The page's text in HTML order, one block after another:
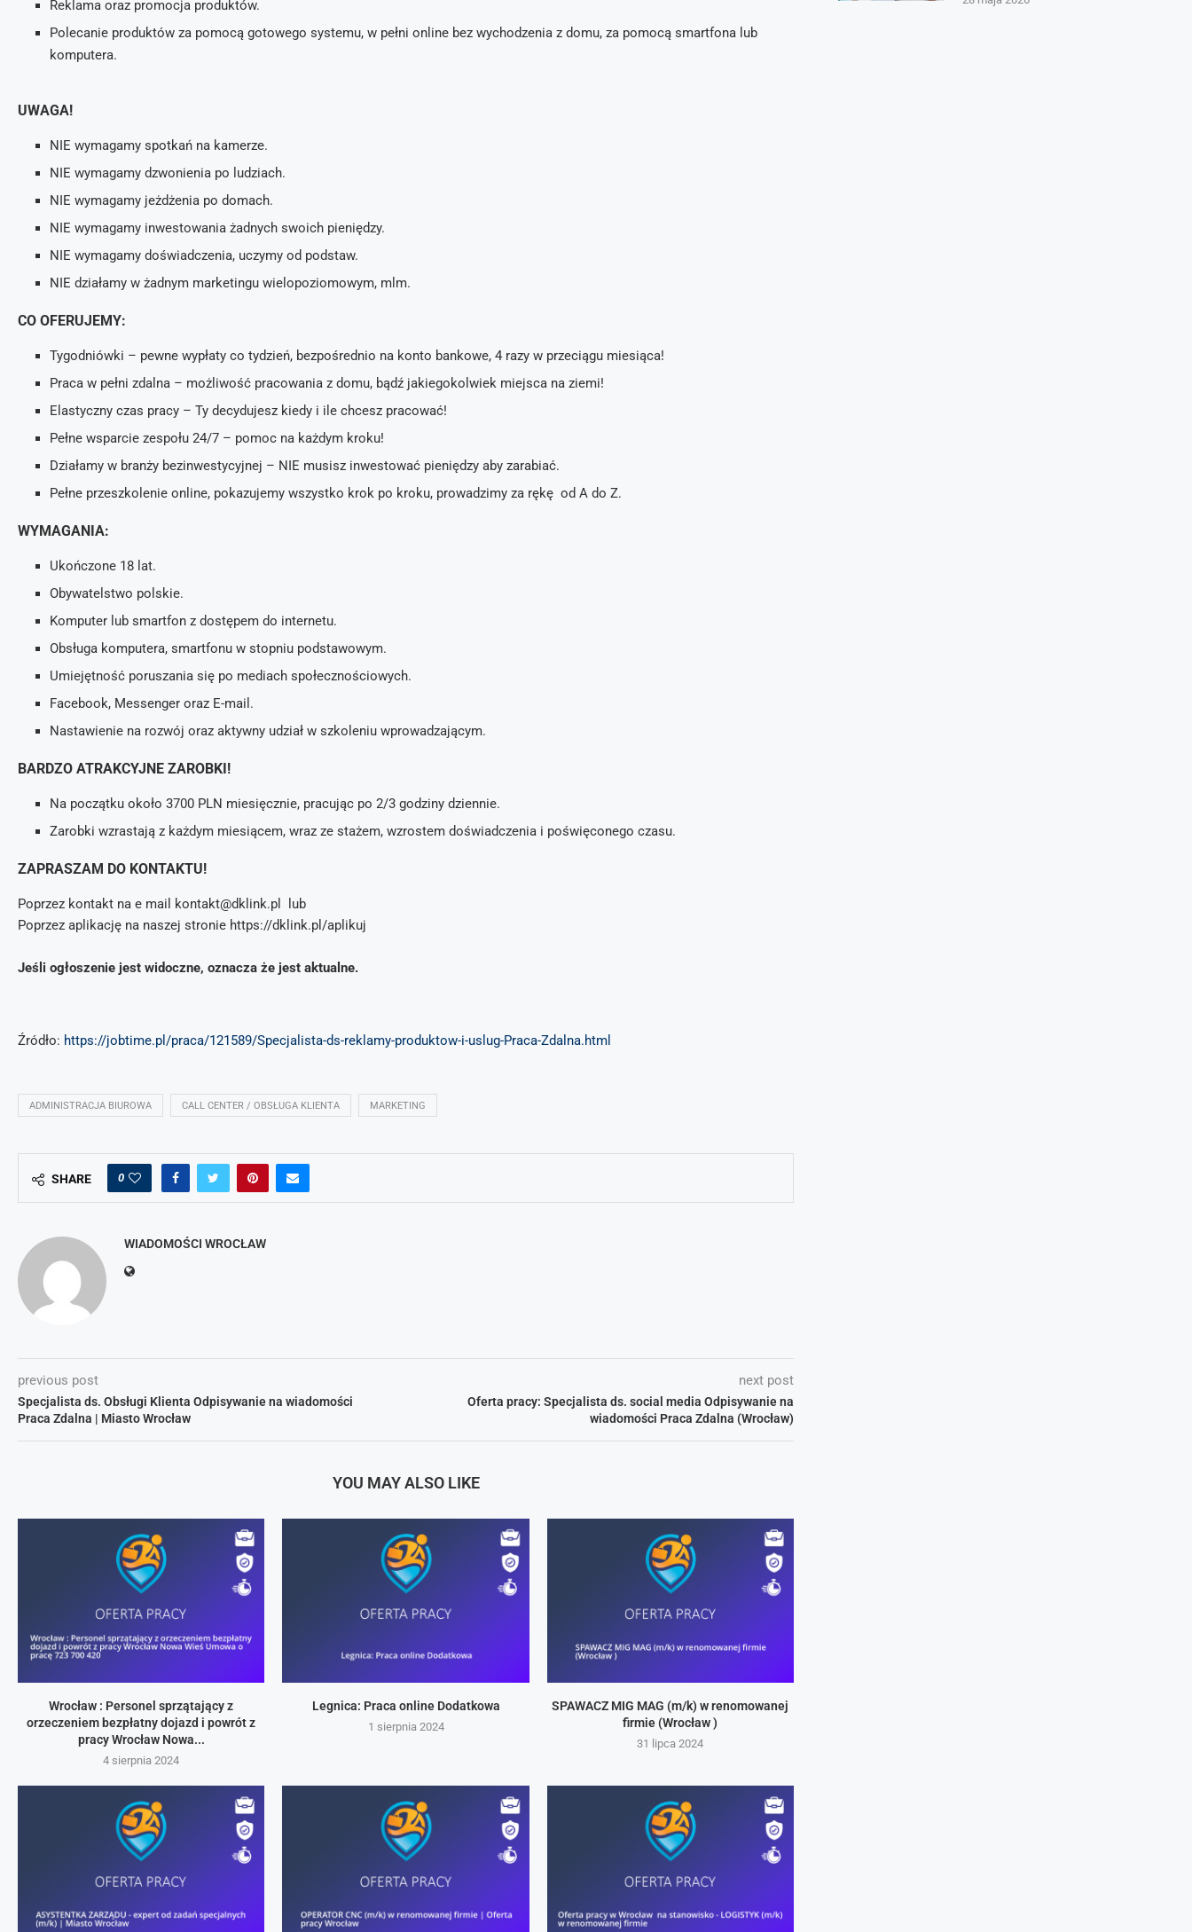
Reklama oraz promocja produktów.
Polecanie produktów za pomocą gotowego systemu, w pełni online bez wychodzenia z domu, za pomocą smartfona lub
komputera.
UWAGA!
NIE wymagamy spotkań na kamerze.
NIE wymagamy dzwonienia po ludziach.
NIE wymagamy jeżdżenia po domach.
NIE wymagamy inwestowania żadnych swoich pieniędzy.
NIE wymagamy doświadczenia, uczymy od podstaw.
NIE działamy w żadnym marketingu wielopoziomowym, mlm.
CO OFERUJEMY:
Tygodniówki – pewne wypłaty co tydzień, bezpośrednio na konto bankowe, 4 razy w przeciągu miesiąca!
Praca w pełni zdalna – możliwość pracowania z domu, bądź jakiegokolwiek miejsca na ziemi!
Elastyczny czas pracy – Ty decydujesz kiedy i ile chcesz pracować!
Pełne wsparcie zespołu 24/7 – pomoc na każdym kroku!
Działamy w branży bezinwestycyjnej – NIE musisz inwestować pieniędzy aby zarabiać.
Pełne przeszkolenie online, pokazujemy wszystko krok po kroku, prowadzimy za rękę od A do Z.
WYMAGANIA:
Ukończone 18 lat.
Obywatelstwo polskie.
Komputer lub smartfon z dostępem do internetu.
Obsługa komputera, smartfonu w stopniu podstawowym.
Umiejętność poruszania się po mediach społecznościowych.
Facebook, Messenger oraz E-mail.
Nastawienie na rozwój oraz aktywny udział w szkoleniu wprowadzającym.
BARDZO ATRAKCYJNE ZAROBKI!
Na początku około 3700 PLN miesięcznie, pracując po 2/3 godziny dziennie.
Zarobki wzrastają z każdym miesiącem, wraz ze stażem, wzrostem doświadczenia i poświęconego czasu.
ZAPRASZAM DO KONTAKTU!
Poprzez kontakt na e mail kontakt@dklink.pl lub
Poprzez aplikację na naszej stronie https://dklink.pl/aplikuj
Jeśli ogłoszenie jest widoczne, oznacza że jest aktualne.
Źródło: https://jobtime.pl/praca/121589/Specjalista-ds-reklamy-produktow-i-uslug-Praca-Zdalna.html
ADMINISTRACJA BIUROWA CALL CENTER / OBSŁUGA KLIENTA MARKETING
SHARE 0
WIADOMOŚCI WROCŁAW
previous post
Specjalista ds. Obsługi Klienta Odpisywanie na wiadomości
Praca Zdalna | Miasto Wrocław
next post
Oferta pracy: Specjalista ds. social media Odpisywanie na
wiadomości Praca Zdalna (Wrocław)
YOU MAY ALSO LIKE
Wrocław : Personel sprzątający z
orzeczeniem bezpłatny dojazd i powrót z
pracy Wrocław Nowa...
4 sierpnia 2024
Legnica: Praca online Dodatkowa
1 sierpnia 2024
SPAWACZ MIG MAG (m/k) w renomowanej
firmie (Wrocław )
31 lipca 2024